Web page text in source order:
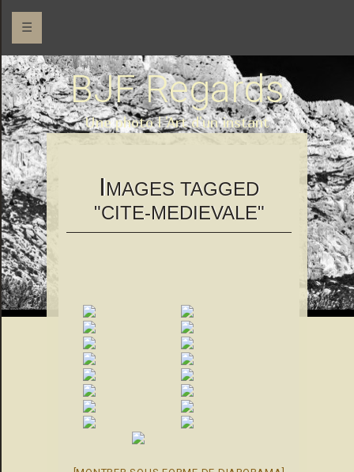
☰
BJF Regards
Une photo l 'Art d'un instant
IMAGES TAGGED
"CITE-MEDIEVALE"